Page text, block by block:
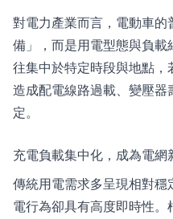
對電力產業而言，電動車
備」，而是用電型態與負
往集中於特定時段與地點
造成配電線路過載、變壓
定。
充電負載集中化，成為電網
傳統用電需求多呈現相對
電行為卻具有高度即時性